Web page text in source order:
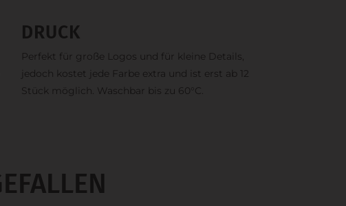
DRUCK
Perfekt für große Logos und für kleine Details,
jedoch kostet jede Farbe extra und ist erst ab 12
Stück möglich. Waschbar bis zu 60°C.